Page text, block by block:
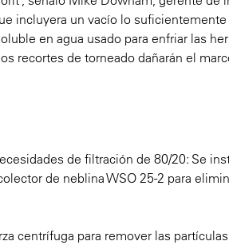
incluyera un vacío lo
en agua usado para enfriar las
recortes de torneado dañarán el
de filtración de 80/20: Se
de neblina WSO 25-2 para
centrífuga para remover las